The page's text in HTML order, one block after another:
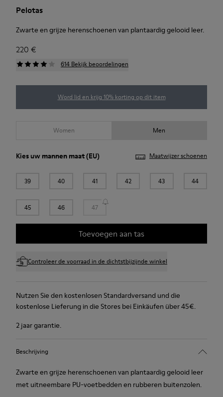
Pelotas
Zwarte en grijze herenschoenen van plantaardig gelooid leer.
220 €
614 Bekijk beoordelingen
Word lid en krijg 10% korting op dit item
Women Men
Kies uw mannen maat(EU) Maatwijzer schoenen
39 40 41 42 43 44
45 46 47
Toevoegen aan tas
Controleer de voorraad in de dichtstbijzijnde winkel
Nutzen Sie den kostenlosen Standardversand und die
kostenlose Lieferung in die Stores bei Einkäufen über 45€.
2 jaar garantie.
Beschrijving
Zwarte en grijze herenschoenen van plantaardig gelooid leer
met uitneembare PU-voetbedden en rubberen buitenzolen.